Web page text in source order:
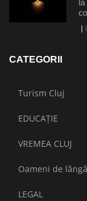
CATEGORII
Turism Cluj
EDUCAȚIE
VREMEA CLUJ
Oameni de
LEGAL